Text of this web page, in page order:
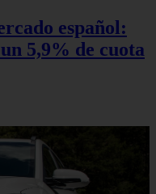
español:
5,9% de cuota